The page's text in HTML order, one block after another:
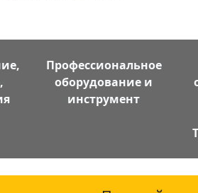
Профессиональное
оборудование и
инструмент